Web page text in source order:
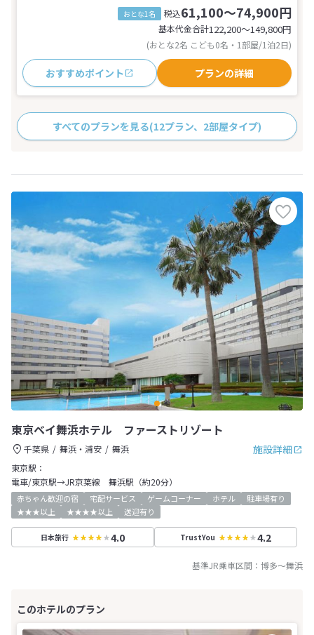
おとな1名 税込61,100～74,900円
基本代金合計122,200〜149,800円
(おとな2名 こども0名・1部屋/1泊2日)
おすすめポイント プランの詳細
すべてのプランを見る(12プラン、2部屋タイプ)
東京ベイ舞浜ホテル ファーストリゾート
施設詳細
千葉県 舞浜・浦安
舞浜
東京駅：
電車/東京駅→JR京葉線 舞浜駅（約20分）
赤ちゃん歓迎の宿 宅配サービス ゲームコーナー ホテル
駐車場有り
★★★以上
★★★★以上 送迎有り
日本旅行 4.0 TrustYou 4.2
基準JR乗車区間： 博多～舞浜